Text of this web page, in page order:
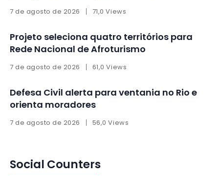
7 de agosto de 2026 71,0 Views
Projeto seleciona quatro territórios para
Rede Nacional de Afroturismo
7 de agosto de 2026 61,0 Views
Defesa Civil alerta para ventania no Rio e
orienta moradores
7 de agosto de 2026 56,0 Views
Social Counters